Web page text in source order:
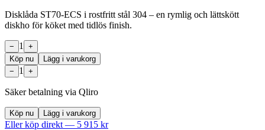
Disklåda ST70-ECS i rostfritt stål 304 – en rymlig och lättskött
diskho för köket med tidlös finish.
− 1
+
Köp nu
Lägg i varukorg
−
1 +
Säker betalning via Qliro
Köp nu Lägg i varukorg
Eller köp direkt — 5 915 kr